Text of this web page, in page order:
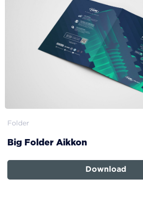
Folder
Big Folder Aikkon
Download